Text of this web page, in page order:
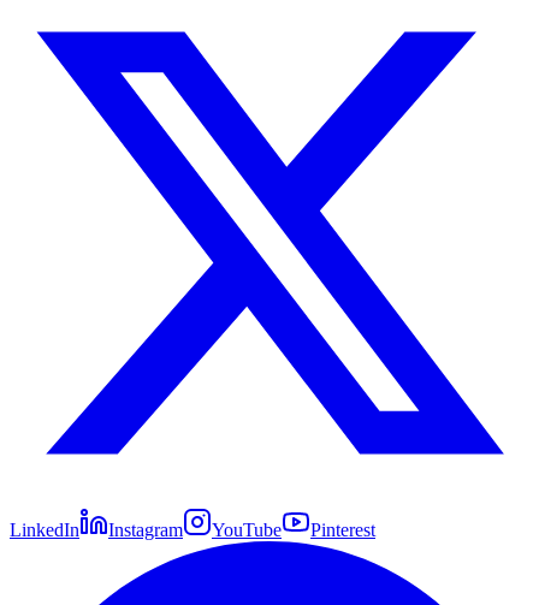
LinkedIn Instagram YouTube Pinterest